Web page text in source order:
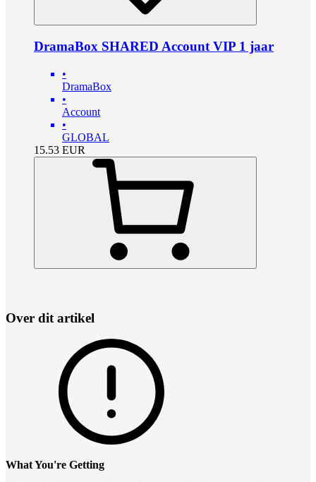
DramaBox SHARED Account VIP 1 jaar
•
DramaBox
•
Account
•
GLOBAL
15.53 EUR
Over dit artikel
What You're Getting